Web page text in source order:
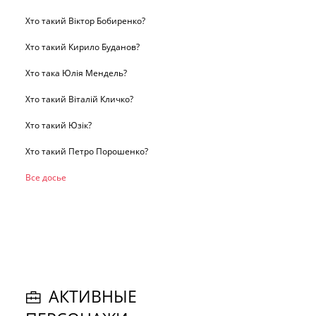
Хто такий Віктор Бобиренко?
Хто такий Кирило Буданов?
Хто така Юлія Мендель?
Хто такий Віталій Кличко?
Хто такий Юзік?
Хто такий Петро Порошенко?
Все досье
АКТИВНЫЕ